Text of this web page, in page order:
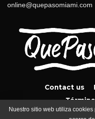
online@quepasomiami.com
Contact us
Nuestro sitio web utiliza